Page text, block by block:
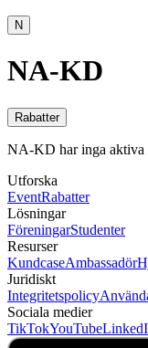
N
NA-KD
Rabatter
NA-KD har inga aktiva
Utforska
EventRabatter
Lösningar
FöreningarStudenter
Resurser
KundcaseAmbassadör
Juridiskt
Integritetspolicy
Sociala medier
TikTokYouTube